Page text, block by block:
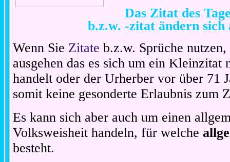
Das Zitat des
b.z.w. -zitat ändern sich
Wenn Sie Zitate b.z.w. Sprüche
ausgehen das es sich um ein Kleinzitat
handelt oder der Urherber vor über 71
somit keine gesonderte Erlaubnis zum
Es kann sich aber auch um einen
Volksweisheit handeln, für welche
besteht.